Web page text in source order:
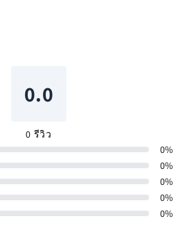
0.0
0 รีวิว
0%
0%
0%
0%
0%